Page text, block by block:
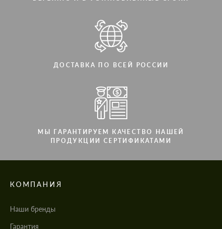
ДОСТАВКА ПО ВСЕЙ РОССИИ
МЫ ГАРАНТИРУЕМ КАЧЕСТВО НАШЕЙ
ПРОДУКЦИИ СЕРТИФИКАТАМИ
КОМПАНИЯ
Наши бренды
Гарантия